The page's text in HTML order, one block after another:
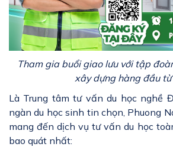
Tham gia buổi giao lưu với tập
xây dựng hàng đầu
Là Trung tâm tư vấn du học nghề
ngàn du học sinh tin chọn, Phuong
mang đến dịch vụ tư vấn du học
bao quát nhất: